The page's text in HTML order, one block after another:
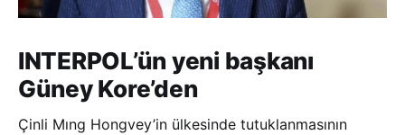
INTERPOL’ün yeni başkanı
Güney Kore’den
Çinli Mıng Hongvey’in ülkesinde tutuklanmasının